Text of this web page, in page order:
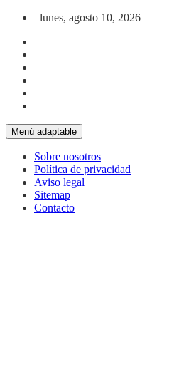
Saltar al contenido
lunes, agosto 10, 2026
Menú adaptable
Sobre nosotros
Política de privacidad
Aviso legal
Sitemap
Contacto